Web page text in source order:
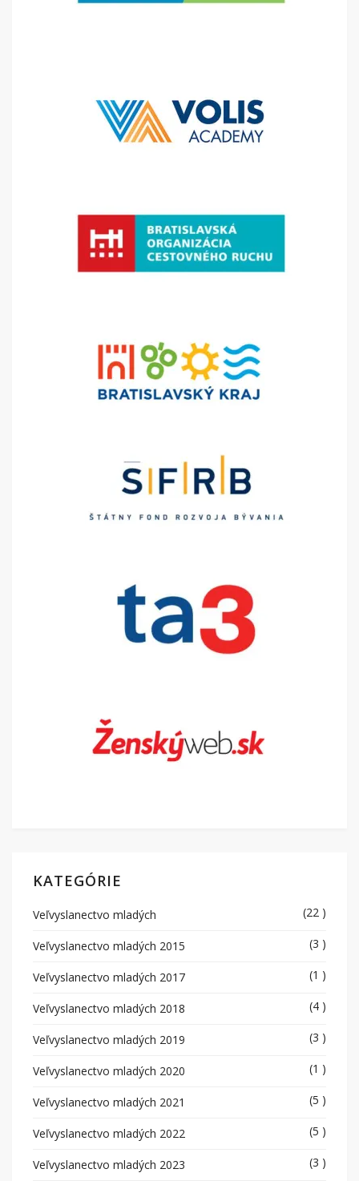
KATEGÓRIE
Veľvyslanectvo mladých (22 )
Veľvyslanectvo mladých 2015 (3 )
Veľvyslanectvo mladých 2017 (1 )
Veľvyslanectvo mladých 2018 (4 )
Veľvyslanectvo mladých 2019 (3 )
Veľvyslanectvo mladých 2020 (1 )
Veľvyslanectvo mladých 2021 (5 )
Veľvyslanectvo mladých 2022 (5 )
Veľvyslanectvo mladých 2023 (3 )